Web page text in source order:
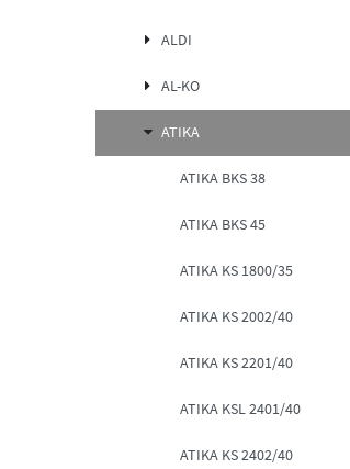
ALDI
AL-KO
ATIKA
ATIKA BKS 38
ATIKA BKS 45
ATIKA KS 1800/35
ATIKA KS 2002/40
ATIKA KS 2201/40
ATIKA KSL 2401/40
ATIKA KS 2402/40